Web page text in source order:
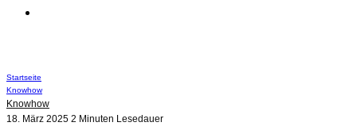
Startseite
Knowhow
Knowhow
18. März 2025 2 Minuten Lesedauer